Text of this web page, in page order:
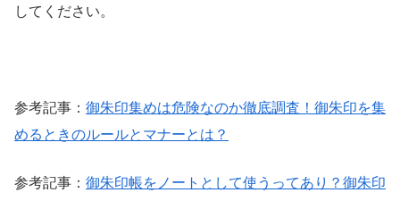
してください。
参考記事： 御朱印集めは危険なのか徹底調査！御朱印を集
めるときのルールとマナーとは？
参考記事： 御朱印帳をノートとして使うってあり？御朱印